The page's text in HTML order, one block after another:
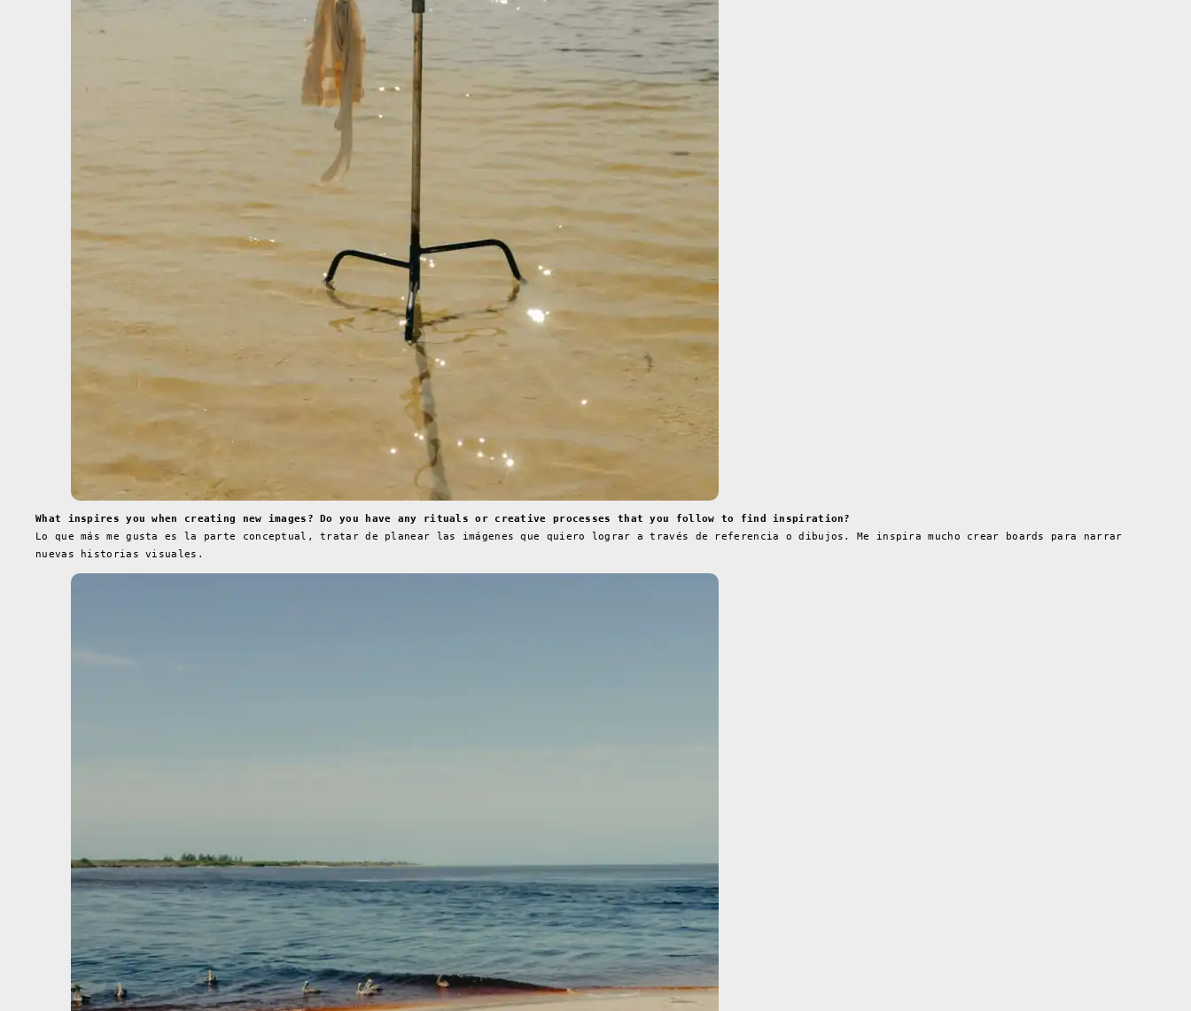
What inspires you when creating new images? Do you have any rituals or creative processes that you follow to find inspiration?
Lo que más me gusta es la parte conceptual, tratar de planear las imágenes que quiero lograr a través de referencia o dibujos. Me inspira mucho crear boards para narrar
nuevas historias visuales.